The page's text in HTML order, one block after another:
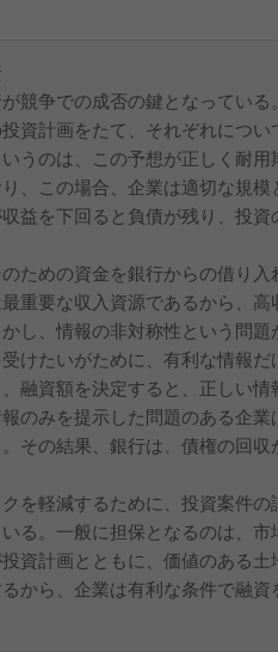
競争での成否の鍵となってい
資計画をたて、それぞれにつ
うのは、この予想が正しく耐
、この場合、企業は適切な規
益を下回ると負債が残り、投
ための資金を銀行からの借り
重要な収入資源であるから、
し、情報の非対称性という問
けたいがために、有利な情報
融資額を決定すると、正しい
のみを提示した問題のある企
その結果、銀行は、債権の回
を軽減するために、投資案件
る。一般に担保となるのは、
資計画とともに、価値のある土
から、企業は有利な条件で融